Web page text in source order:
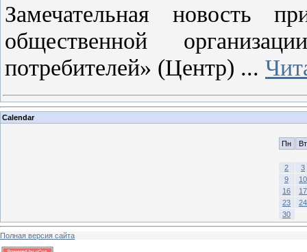
Замечательная новость
общественной
потребителей» (Центр) ...
Calendar
Пн Вт
2
3
9
10
16
17
23
24
30
Полная версия сайта